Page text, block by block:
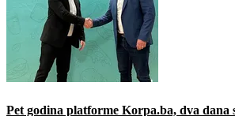
Pet godina platforme Korpa.ba, dva dana